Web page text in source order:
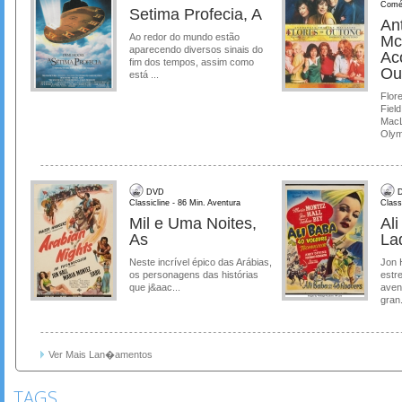
Setima Profecia, A
Ao redor do mundo estão
aparecendo diversos sinais do
fim dos tempos, assim como
está ...
DVD
Classicline - 86 Min. Aventura
Mil e Uma Noites,
As
Neste incrível épico das Arábias,
os personagens das histórias
que j&aac...
Ali
Jon
Ver Mais Lan�amentos